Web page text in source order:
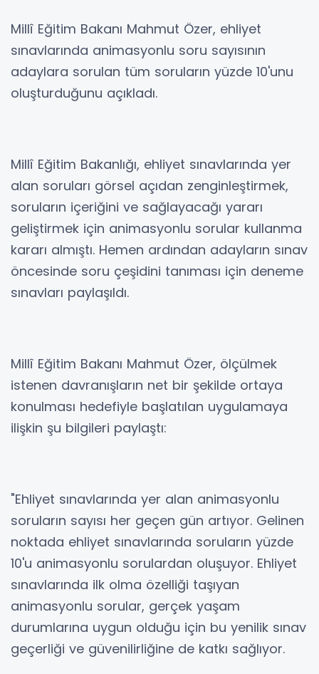
Millî Eğitim Bakanı Mahmut Özer, ehliyet
sınavlarında animasyonlu soru sayısının
adaylara sorulan tüm soruların yüzde 10'unu
oluşturduğunu açıkladı.
Millî Eğitim Bakanlığı, ehliyet sınavlarında yer
alan soruları görsel açıdan zenginleştirmek,
soruların içeriğini ve sağlayacağı yararı
geliştirmek için animasyonlu sorular kullanma
kararı almıştı. Hemen ardından adayların sınav
öncesinde soru çeşidini tanıması için deneme
sınavları paylaşıldı.
Millî Eğitim Bakanı Mahmut Özer, ölçülmek
istenen davranışların net bir şekilde ortaya
konulması hedefiyle başlatılan uygulamaya
ilişkin şu bilgileri paylaştı:
"Ehliyet sınavlarında yer alan animasyonlu
soruların sayısı her geçen gün artıyor. Gelinen
noktada ehliyet sınavlarında soruların yüzde
10'u animasyonlu sorulardan oluşuyor. Ehliyet
sınavlarında ilk olma özelliği taşıyan
animasyonlu sorular, gerçek yaşam
durumlarına uygun olduğu için bu yenilik sınav
geçerliği ve güvenilirliğine de katkı sağlıyor.